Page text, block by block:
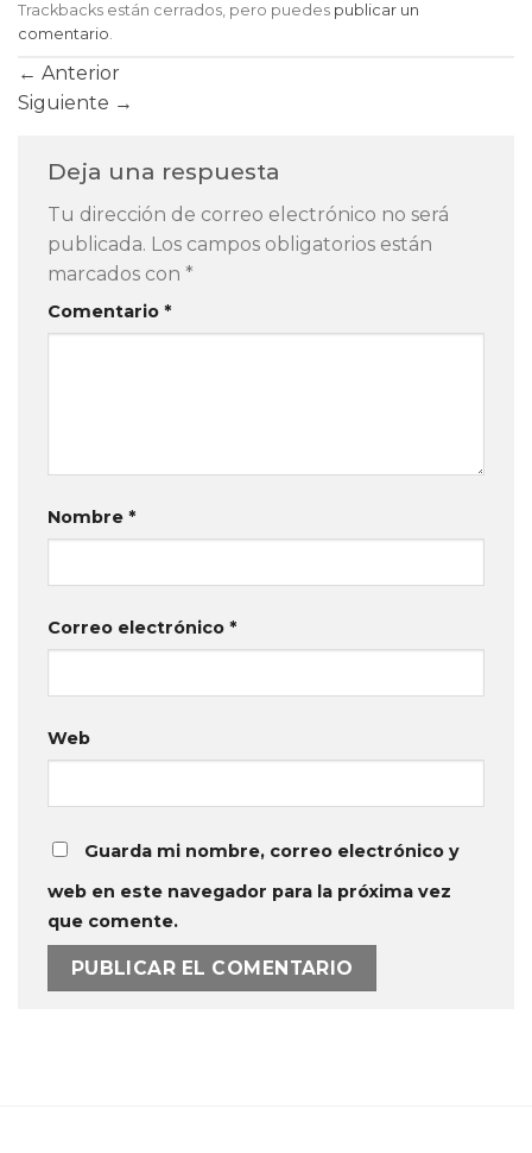
Trackbacks están cerrados, pero puedes publicar un
comentario.
← Anterior
Siguiente →
Deja una respuesta
Tu dirección de correo electrónico no será
publicada. Los campos obligatorios están
marcados con *
Comentario *
Nombre *
Correo electrónico *
Web
Guarda mi nombre, correo electrónico y
web en este navegador para la próxima vez
que comente.